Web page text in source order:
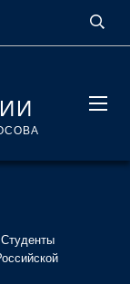
Студенты